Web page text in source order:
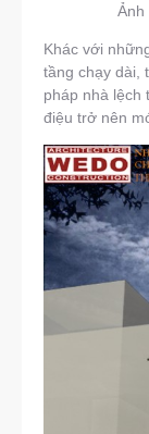
Ảnh
Khác với
tầng chạy dài,
pháp nhà lệch
điệu trở nên